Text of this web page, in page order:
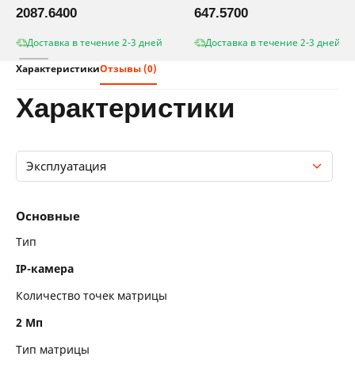
2087.6400
Доставка в течение 2-3 дней
647.5700
Доставка в течение 2-3 дней
ХарактеристикиОтзывы (0)
характеристики
Эксплуатация
Хранение данных
Конструкция
Основные
Тип
IP-камера
Количество точек матрицы
2 Мп
Тип матрицы